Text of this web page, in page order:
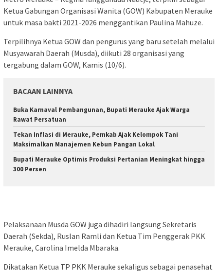
Ketua Gabungan Organisasi Wanita (GOW) Kabupaten Merauke
untuk masa bakti 2021-2026 menggantikan Paulina Mahuze.
Terpilihnya Ketua GOW dan pengurus yang baru setelah melalui
Musyawarah Daerah (Musda), diikuti 28 organisasi yang
tergabung dalam GOW, Kamis (10/6).
BACAAN LAINNYA
Buka Karnaval Pembangunan, Bupati Merauke Ajak Warga
Rawat Persatuan
Tekan Inflasi di Merauke, Pemkab Ajak Kelompok Tani
Maksimalkan Manajemen Kebun Pangan Lokal
Bupati Merauke Optimis Produksi Pertanian Meningkat hingga
300 Persen
Pelaksanaan Musda GOW juga dihadiri langsung Sekretaris
Daerah (Sekda), Ruslan Ramli dan Ketua Tim Penggerak PKK
Merauke, Carolina Imelda Mbaraka.
Dikatakan Ketua TP PKK Merauke sekaligus sebagai penasehat